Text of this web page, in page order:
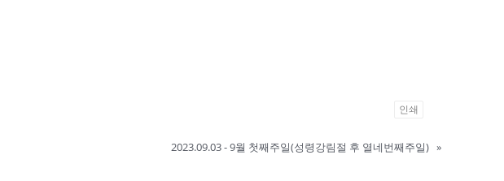
인쇄
2023.09.03 - 9월 첫째주일(성령강림절 후 열네번째주일) »